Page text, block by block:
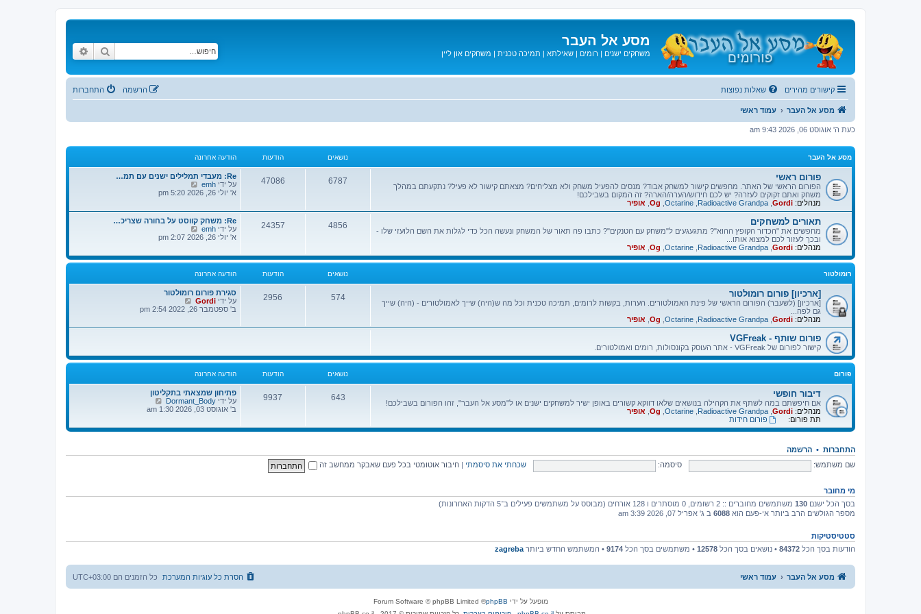
מסע אל העבר
משחקים ישנים | רומים | שאילתא | תמיכה טכנית | משחקים און ליין חיפוש
קישורים מהירים שאלות נפוצות התחברות הרשמה
מסע אל העבר עמוד ראשי
כעת ה' אוגוסט 06, 2026 9:43 am
מסע אל העבר נושאים הודעות הודעה אחרונה
פורום ראשי
הפורום הראשי של האתר. מחפשים קישור למשחק אבוד? מנסים להפעיל משחק ולא מצליחים? מצאתם קישור לא פעיל? נתקעתם במהלך
משחק ואתם זקוקים לעזרה? יש לכם חידוש/הערה/הארה? זה המקום בשבילכם!
מנהלים: Gordi
Radioactive Grandpa
Octarine
Og אופיר
6787
47086
Re: מעבדי תמלילים ישנים עם תמ…
על ידי emh
פ
ו
ד
ע
ה
א
ר
ו
נ
ה
א' יולי 26, 2026 5:20 pm
תאורים למשחקים
מחפשים את "הכדור הקופץ ההוא"? מתגעגעים ל"משחק עם הטנקים"? כתבו פה תאור של המשחק ונעשה הכל כדי לגלות את השם הלועזי שלו -
ובכך לעזור לכם למצוא אותו...
מנהלים: Gordi
Radioactive Grandpa
Octarine
Og אופיר
4856
24357
Re: משחק קווסט על בחורה שצריכ…
על ידי emh
פ
ה
ע
ה
ה
א
ר
א' יולי 26, 2026 2:07 pm
רומולטור נושאים הודעות הודעה אחרונה
[ארכיון] פורום רומולטור
[ארכיון] (לשעבר) הפורום הראשי של פינת האמולטורים. הערות, בקשות לרומים, תמיכה טכנית וכל מה ש(היה) שייך לאמולטורים - (היה) שייך
גם לפה...
מנהלים: Gordi
Radioactive Grandpa
Octarine
Og אופיר
574
2956
סגירת פורום רומולטור
על ידי Gordi
פ
ע
ה
א
ח
ר
ו
ב' ספטמבר 26, 2022 2:54 pm
פורום שותף - VGFreak
קישור לפורום של VGFreak - אתר העוסק בקונסולות, רומים ואמולטורים.
פורום נושאים הודעות הודעה אחרונה
דיבור חופשי
אם חיפשתם במה לשתף את הקהילה בנושאים שלאו דווקא קשורים באופן ישיר למשחקים ישנים או ל"מסע אל העבר", זהו הפורום בשבילכם!
מנהלים: Gordi
Radioactive Grandpa
Octarine
Og אופיר
תת פורום:
פורום חידות
643
9937
פתיחון שמצאתי בתקליטון
על ידי Dormant_Body
פ
ה
ע
ר
ב' אוגוסט 03, 2026 1:30 am
התחברות • הרשמה
שם משתמש:
סיסמה: שכחתי את סיסמתי חיבור אוטומטי בכל פעם שאבקר ממחשב זה
מי מחובר
בסך הכל ישנם 130 משתמשים מחוברים :: 2 רשומים, 0 מוסתרים ו 128 אורחים (מבוסס על משתמשים פעילים ב־5 הדקות האחרונות)
מספר הגולשים הרב ביותר אי-פעם הוא 6088 ב ג' אפריל 07, 2026 3:39 am
סטטיסטיקות
הודעות בסך הכל 84372 • נושאים בסך הכל 12578 • משתמשים בסך הכל 9174 • המשתמש החדש ביותר zagreba
מסע אל העבר עמוד ראשי כל הזמנים הם UTC+03:00 הסרת כל עוגיות המערכת
מופעל על ידי phpBB
® Forum Software © phpBB Limited